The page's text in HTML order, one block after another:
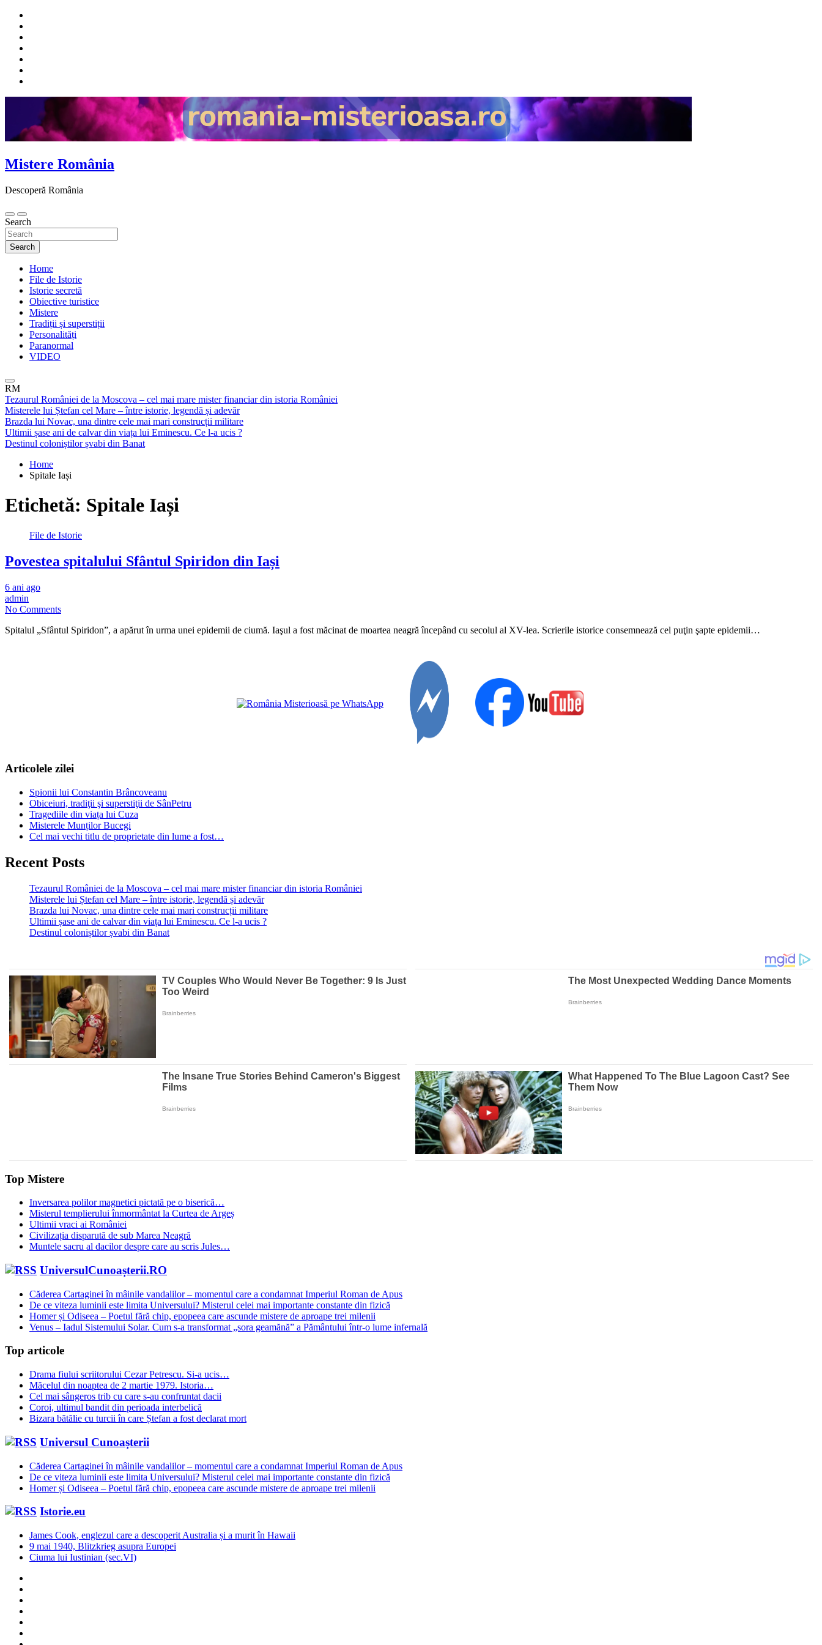
Skip
content
Mistere România
Descoperă România
Search
Search
Home
File de Istorie
Istorie secretă
Obiective turistice
Mistere
Tradiții și superstiții
Personalități
Paranormal
VIDEO
RM
Tezaurul României de la Moscova – cel mai mare mister financiar din istoria României
Misterele lui Ștefan cel Mare – între istorie, legendă și adevăr
Brazda lui Novac, una dintre cele mai mari construcții militare
Ultimii șase ani de calvar din viața lui Eminescu. Ce l-a ucis ?
Destinul coloniștilor șvabi din Banat
Home
Spitale Iași
Etichetă: Spitale Iași
File de Istorie
Povestea spitalului Sfântul Spiridon din Iași
6 ani ago
admin
No Comments
Spitalul „Sfântul Spiridon”, a apărut în urma unei epidemii de ciumă. Iaşul a fost măcinat de moartea neagră începând cu secolul al XV-lea. Scrierile istorice consemnează cel puţin şapte epidemii…
Articolele zilei
Spionii lui Constantin Brâncoveanu
Obiceiuri, tradiţii şi superstiţii de SânPetru
Tragediile din viața lui Cuza
Misterele Munților Bucegi
Cel mai vechi titlu de proprietate din lume a fost…
Recent Posts
Tezaurul României de la Moscova – cel mai mare mister financiar din istoria României
Misterele lui Ștefan cel Mare – între istorie, legendă și adevăr
Brazda lui Novac, una dintre cele mai mari construcții militare
Ultimii șase ani de calvar din viața lui Eminescu. Ce l-a ucis ?
Destinul coloniștilor șvabi din Banat
Top Mistere
Inversarea polilor magnetici pictată pe o biserică…
Misterul templierului înmormântat la Curtea de Argeș
Ultimii vraci ai României
Civilizația disparută de sub Marea Neagră
Muntele sacru al dacilor despre care au scris Jules…
UniversulCunoașterii.RO
Căderea Cartaginei în mâinile vandalilor – momentul care a condamnat Imperiul Roman de Apus
De ce viteza luminii este limita Universului? Misterul celei mai importante constante din fizică
Homer și Odiseea – Poetul fără chip, epopeea care ascunde mistere de aproape trei milenii
Venus – Iadul Sistemului Solar. Cum s-a transformat „sora geamănă” a Pământului într-o lume infernală
Top articole
Drama fiului scriitorului Cezar Petrescu. Si-a ucis…
Măcelul din noaptea de 2 martie 1979. Istoria…
Cel mai sângeros trib cu care s-au confruntat dacii
Coroi, ultimul bandit din perioada interbelică
Bizara bătălie cu turcii în care Ștefan a fost declarat mort
Universul Cunoașterii
Căderea Cartaginei în mâinile vandalilor – momentul care a condamnat Imperiul Roman de Apus
De ce viteza luminii este limita Universului? Misterul celei mai importante constante din fizică
Homer și Odiseea – Poetul fără chip, epopeea care ascunde mistere de aproape trei milenii
Istorie.eu
James Cook, englezul care a descoperit Australia și a murit în Hawaii
9 mai 1940, Blitzkrieg asupra Europei
Ciuma lui Iustinian (sec.VI)